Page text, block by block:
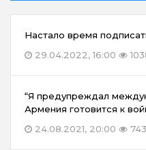
Настало время
29.04.2022, 16:00
“Я предупреждал
Армения готовится к
24.08.2021, 20:00